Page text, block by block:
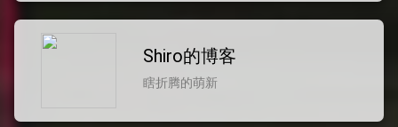
Shiro的博客
瞎折腾的萌新